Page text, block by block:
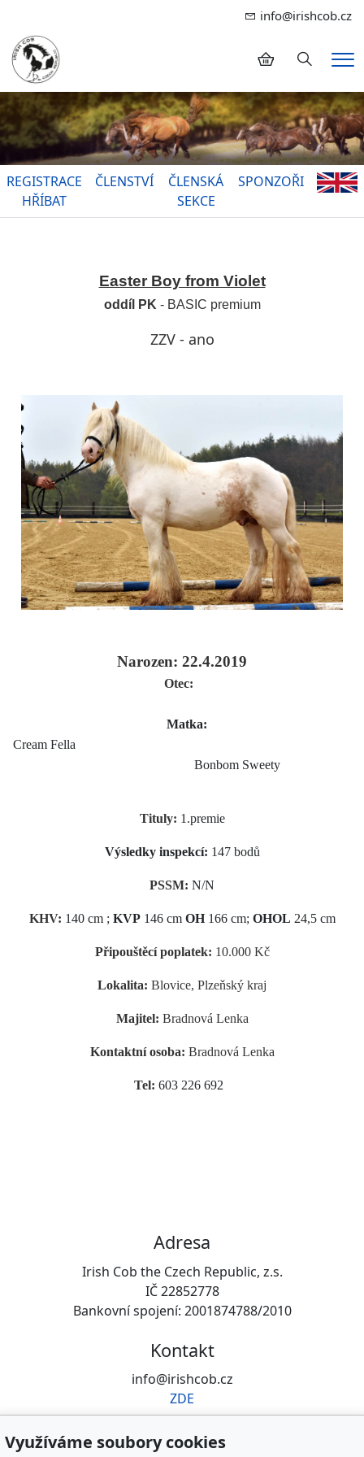
info@irishcob.cz
Hledání
REGISTRACE
HŘÍBAT
ČLENSTVÍ
ČLENSKÁ
SEKCE
SPONZOŘI
Easter Boy from Violet
oddíl PK - BASIC premium
ZZV - ano
Narozen: 22.4.2019
Otec:
Matka:
Cream Fella
Bonbom Sweety
Tituly: 1.premie
Výsledky inspekcí: 147 bodů
PSSM: N/N
KHV: 140 cm ; KVP146 cm OH166 cm; OHOL 24,5 cm
Připouštěcí poplatek: 10.000 Kč
Lokalita: Blovice, Plzeňský kraj
Majitel: Bradnová Lenka
Kontaktní osoba: Bradnová Lenka
Tel: 603 226 692
Adresa
Irish Cob the Czech Republic, z.s.
IČ 22852778
Bankovní spojení: 2001874788/2010
Kontakt
info@irishcob.cz
ZDE
Plemenná kniha
Využíváme soubory cookies